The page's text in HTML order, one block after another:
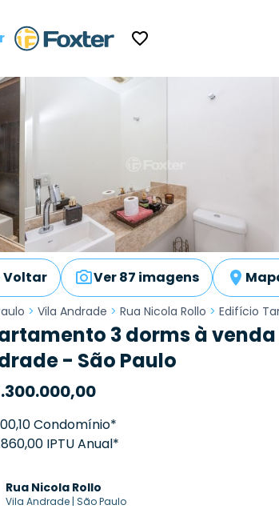
Voltar Ver 87 imagens
> Vila Andrade > Rua Nicola Rollo > Edifício
3 dorms à venda
- São Paulo
Condomínio*
IPTU Anual*
Rua Nicola Rollo
Vila Andrade | São Paulo